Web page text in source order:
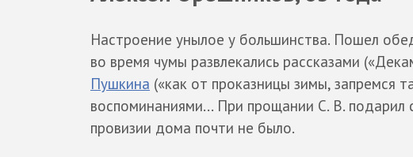
Настроение унылое у большинства. Пошел
во время чумы развлекались рассказами
Пушкина («как от проказницы зимы, запремся
воспоминаниями... При прощании С. В.
провизии дома почти не было.